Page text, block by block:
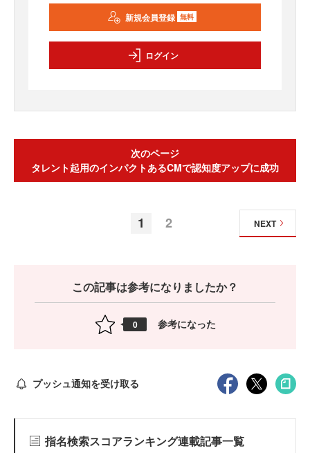
新規会員登録 無料
ログイン
次のページ
タレント起用のインパクトあるCMで認知度アップに成功
1 2 NEXT
この記事は参考になりましたか？
0 参考になった
プッシュ通知を受け取る
指名検索スコアランキング連載記事一覧